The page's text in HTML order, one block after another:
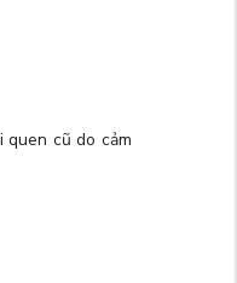
cũ do cảm